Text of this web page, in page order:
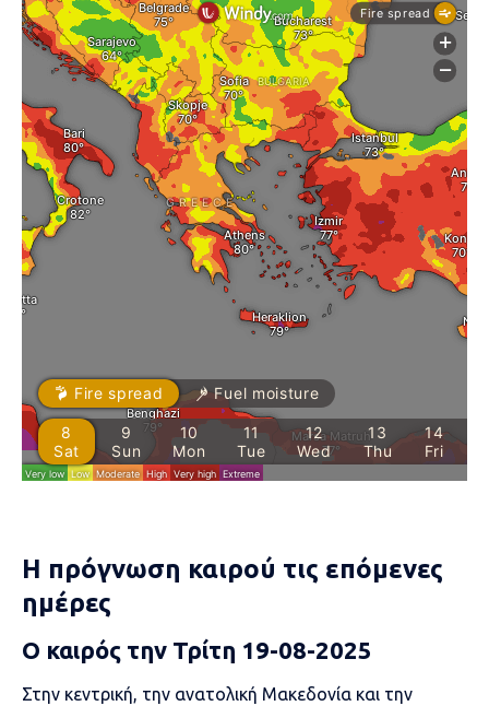
Η πρόγνωση καιρού τις επόμενες
ημέρες
Ο καιρός την Τρίτη 19-08-2025
Στην κεντρική, την ανατολική Μακεδονία και την